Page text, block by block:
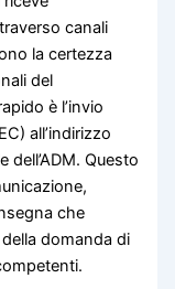
canali
la certezza
del
è l’invio
all’indirizzo
Questo
che
domanda di